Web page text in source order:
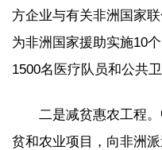
方企业与有关非洲国家
为非洲国家援助实施10
1500名医疗队员和公共卫
二是减贫惠农工程
贫和农业项目，向非洲